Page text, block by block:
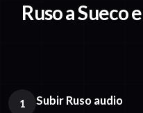
Ruso a Sueco
1 Subir Ruso audio